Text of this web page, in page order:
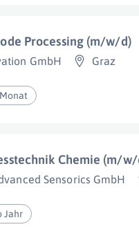
Processing (m/w/d)
GmbH Graz
Chemie (m/
Sensorics GmbH
Jahr